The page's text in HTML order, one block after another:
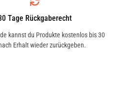
Tage Rückgaberecht
kannst du Produkte kostenlos bis 30
Erhalt wieder zurückgeben.